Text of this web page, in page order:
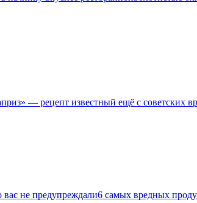
— рецепт известный ещё с советских
6 самых вредных